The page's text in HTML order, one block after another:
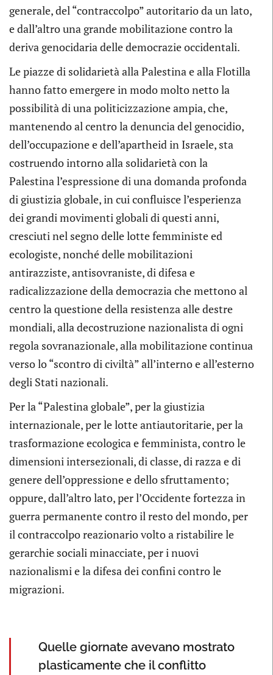
generale, del “contraccolpo” autoritario da un lato,
e dall’altro una grande mobilitazione contro la
deriva genocidaria delle democrazie occidentali.
Le piazze di solidarietà alla Palestina e alla Flotilla
hanno fatto emergere in modo molto netto la
possibilità di una politicizzazione ampia, che,
mantenendo al centro la denuncia del genocidio,
dell’occupazione e dell’apartheid in Israele, sta
costruendo intorno alla solidarietà con la
Palestina l’espressione di una domanda profonda
di giustizia globale, in cui confluisce l’esperienza
dei grandi movimenti globali di questi anni,
cresciuti nel segno delle lotte femministe ed
ecologiste, nonché delle mobilitazioni
antirazziste, antisovraniste, di difesa e
radicalizzazione della democrazia che mettono al
centro la questione della resistenza alle destre
mondiali, alla decostruzione nazionalista di ogni
regola sovranazionale, alla mobilitazione continua
verso lo “scontro di civiltà” all’interno e all’esterno
degli Stati nazionali.
Per la “Palestina globale”, per la giustizia
internazionale, per le lotte antiautoritarie, per la
trasformazione ecologica e femminista, contro le
dimensioni intersezionali, di classe, di razza e di
genere dell’oppressione e dello sfruttamento;
oppure, dall’altro lato, per l’Occidente fortezza in
guerra permanente contro il resto del mondo, per
il contraccolpo reazionario volto a ristabilire le
gerarchie sociali minacciate, per i nuovi
nazionalismi e la difesa dei confini contro le
migrazioni.
Quelle giornate avevano mostrato
plasticamente che il conflitto